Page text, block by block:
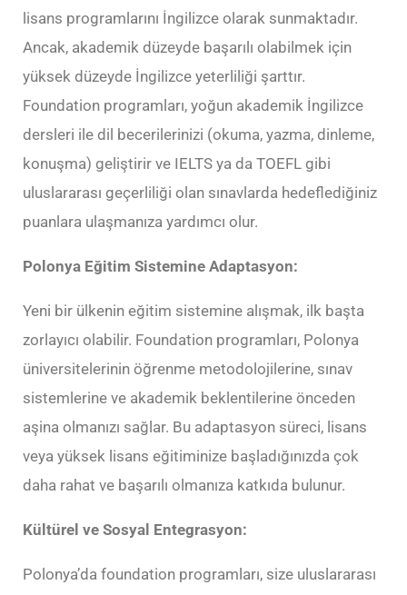
lisans programlarını İngilizce olarak sunmaktadır.
Ancak, akademik düzeyde başarılı olabilmek için
yüksek düzeyde İngilizce yeterliliği şarttır.
Foundation programları, yoğun akademik İngilizce
dersleri ile dil becerilerinizi (okuma, yazma, dinleme,
konuşma) geliştirir ve IELTS ya da TOEFL gibi
uluslararası geçerliliği olan sınavlarda hedeflediğiniz
puanlara ulaşmanıza yardımcı olur.
Polonya Eğitim Sistemine Adaptasyon:
Yeni bir ülkenin eğitim sistemine alışmak, ilk başta
zorlayıcı olabilir. Foundation programları, Polonya
üniversitelerinin öğrenme metodolojilerine, sınav
sistemlerine ve akademik beklentilerine önceden
aşina olmanızı sağlar. Bu adaptasyon süreci, lisans
veya yüksek lisans eğitiminize başladığınızda çok
daha rahat ve başarılı olmanıza katkıda bulunur.
Kültürel ve Sosyal Entegrasyon:
Polonya’da foundation programları, size uluslararası